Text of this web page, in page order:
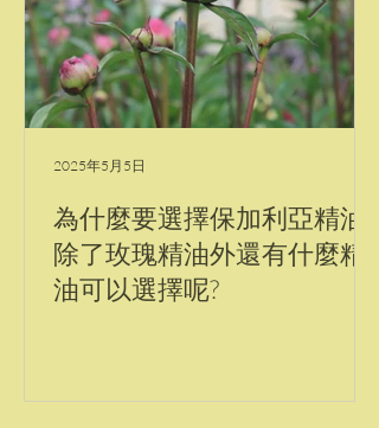
為什麼要選擇保加利亞精油?
除了玫瑰精油外還有什麼精
油可以選擇呢?
2025年5月5日